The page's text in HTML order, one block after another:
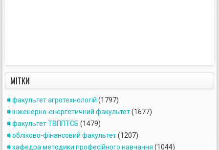
МІТКИ
факультет агротехнологій (1797)
інженерно-енергетичний факультет(1677)
факультет ТВППТСБ (1479)
обліково-фінансовий факультет(1207)
кафедра методики професійного навчання (1044)